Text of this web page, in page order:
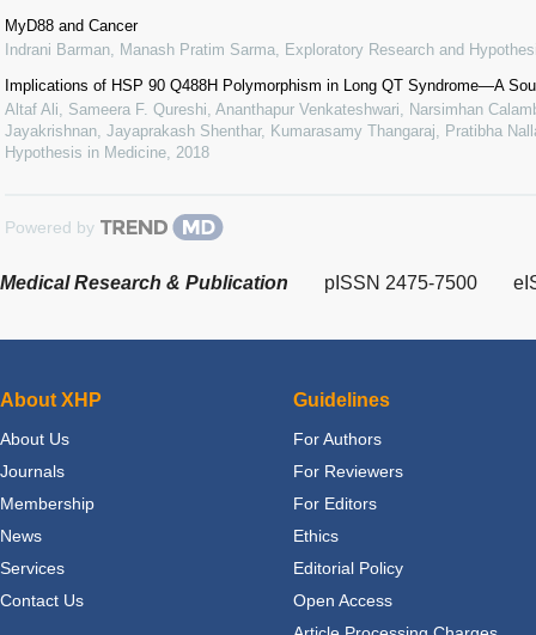
MyD88 and Cancer
Indrani Barman, Manash Pratim Sarma
Exploratory Research and
Implications of HSP 90 Q488H Polymorphism in Long QT Syndrome—A
Altaf Ali, Sameera F. Qureshi, Ananthapur Venkateshwari, Narsimhan
Jayakrishnan, Jayaprakash Shenthar, Kumarasamy Thangaraj, Pratibha
Hypothesis in Medicine 2018
Powered by
Medical Research & Publication pISSN 2475-7500
About XHP
About Us
Journals
Membership
News
Services
Contact Us
Guidelines
For Authors
For Reviewers
For Editors
Ethics
Editorial Policy
Open Access